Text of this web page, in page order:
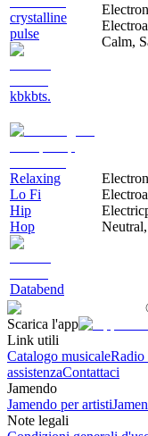
crystalline
pulse
kbkbts.
Calm,
Relaxing
Lo Fi
Hip
Hop
Databend
Scarica l'app
Link utili
Catalogo musicaleRadio
assistenzaContattaci
Jamendo
Jamendo per artisti
Note legali